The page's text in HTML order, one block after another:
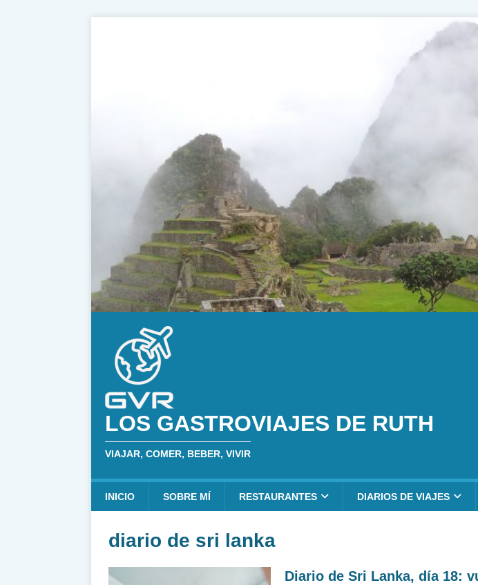
LOS GASTROVIAJES DE RUTH
VIAJAR, COMER, BEBER, VIVIR
INICIO SOBRE MÍ RESTAURANTES DIARIOS DE VIAJES
diario de sri lanka
Diario de Sri Lanka, día 18: